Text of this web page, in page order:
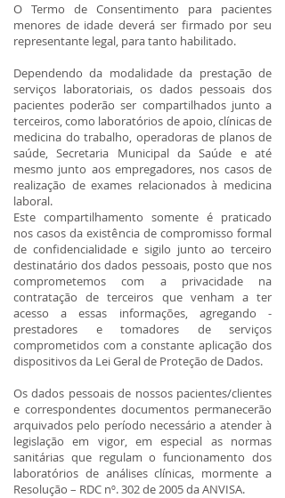
O Termo de Consentimento para pacientes
menores de idade deverá ser firmado por seu
representante legal, para tanto habilitado.
Dependendo da modalidade da prestação de
serviços laboratoriais, os dados pessoais dos
pacientes poderão ser compartilhados junto a
terceiros, como laboratórios de apoio, clínicas de
medicina do trabalho, operadoras de planos de
saúde, Secretaria Municipal da Saúde e até
mesmo junto aos empregadores, nos casos de
realização de exames relacionados à medicina
laboral.
Este compartilhamento somente é praticado
nos casos da existência de compromisso formal
de confidencialidade e sigilo junto ao terceiro
destinatário dos dados pessoais, posto que nos
comprometemos com a privacidade na
contratação de terceiros que venham a ter
acesso a essas informações, agregando -
prestadores e tomadores de serviços
comprometidos com a constante aplicação dos
dispositivos da Lei Geral de Proteção de Dados.
Os dados pessoais de nossos pacientes/clientes
e correspondentes documentos permanecerão
arquivados pelo período necessário a atender à
legislação em vigor, em especial as normas
sanitárias que regulam o funcionamento dos
laboratórios de análises clínicas, mormente a
Resolução – RDC nº. 302 de 2005 da ANVISA.